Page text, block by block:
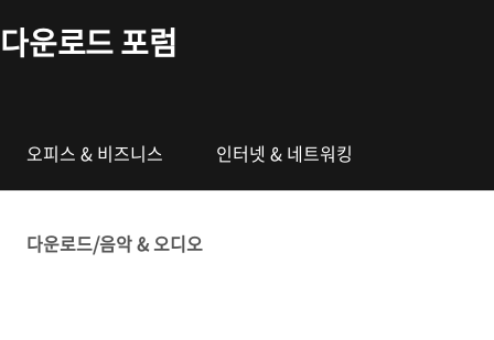
다운로드 포럼
오피스 & 비즈니스 인터넷 & 네트워킹
다운로드/음악 & 오디오